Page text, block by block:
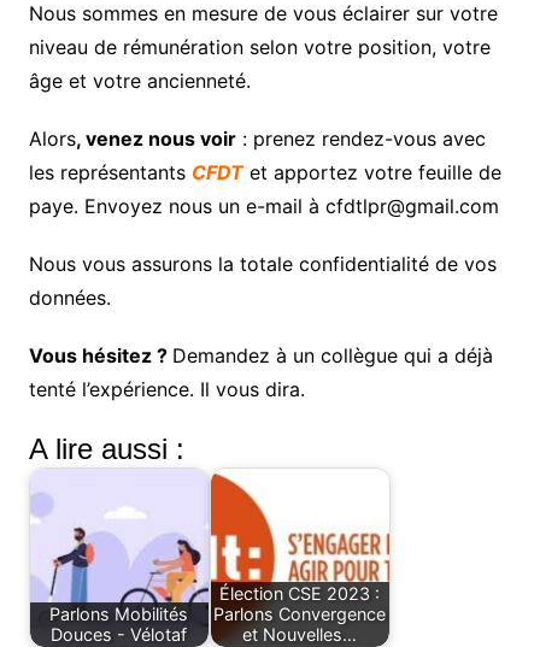
Nous sommes en mesure de vous éclairer sur votre
niveau de rémunération selon votre position, votre
âge et votre ancienneté.
Alors, venez nous voir: prenez rendez-vous avec
les représentants CFDTet apportez votre feuille de
paye. Envoyez nous un e-mail à cfdtlpr@gmail.com
Nous vous assurons la totale confidentialité de vos
données.
Vous hésitez ? Demandez à un collègue qui a déjà
tenté l’expérience. Il vous dira.
A lire aussi :
Parlons Mobilités
Douces - Vélotaf
Élection CSE 2023 :
Parlons Convergence
et Nouvelles…